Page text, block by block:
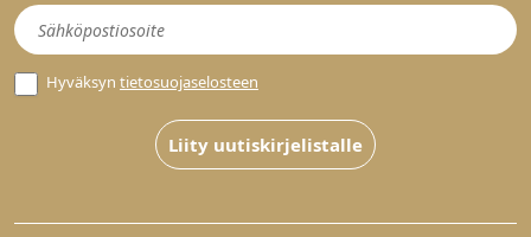
Uutiskirje
Hyväksyn tietosuojaselosteen
Liity uutiskirjelistalle